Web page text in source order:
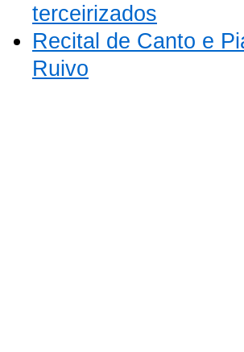
terceirizados
Recital de Canto e
Ruivo